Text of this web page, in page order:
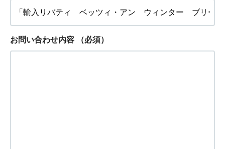
お問い合わせ内容 （必須）